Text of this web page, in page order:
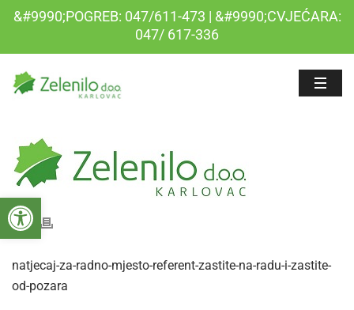
Open toolbar
&#9990;POGREB: 047/611-473 | &#9990;CVJEĆARA:
047/ 617-336
natjecaj-za-radno-mjesto-referent-zastite-na-radu-i-zastite-
od-pozara